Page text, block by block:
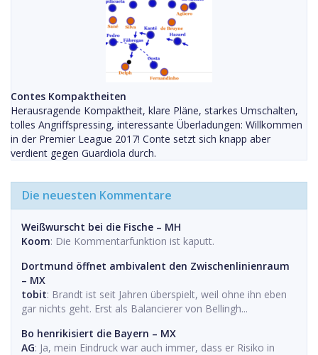
Contes Kompaktheiten
Herausragende Kompaktheit, klare Pläne, starkes Umschalten,
tolles Angriffspressing, interessante Überladungen: Willkommen
in der Premier League 2017! Conte setzt sich knapp aber
verdient gegen Guardiola durch.
Die neuesten Kommentare
Weißwurscht bei die Fische – MH
Koom: Die Kommentarfunktion ist kaputt.
Dortmund öffnet ambivalent den Zwischenlinienraum
– MX
tobit: Brandt ist seit Jahren überspielt, weil ohne ihn eben
gar nichts geht. Erst als Balancierer von Bellingh...
Bo henrikisiert die Bayern – MX
AG: Ja, mein Eindruck war auch immer, dass er Risiko in